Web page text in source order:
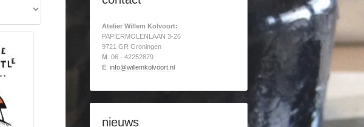
Atelier Willem Kolvoort:
PAPIERMOLENLAAN 3-26
9721 GR Groningen
M: 06 - 42252879
E: info@willemkolvoort.nl
nieuws